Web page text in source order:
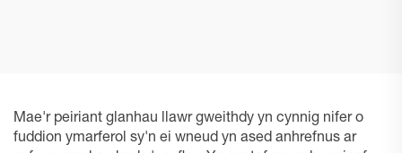
Mae'r peiriant glanhau llawr gweithdy yn cynnig nifer o
fuddion ymarferol sy'n ei wneud yn ased anhrefnus ar